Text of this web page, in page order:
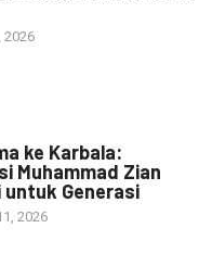
2026
ke Karbala:
Muhammad Zian
untuk Generasi
2026